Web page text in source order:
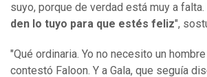
suyo, porque de verdad está muy a falta.
den lo tuyo para que estés feliz",
"Qué ordinaria. Yo no necesito un
contestó Faloon. Y a Gala, que seguía